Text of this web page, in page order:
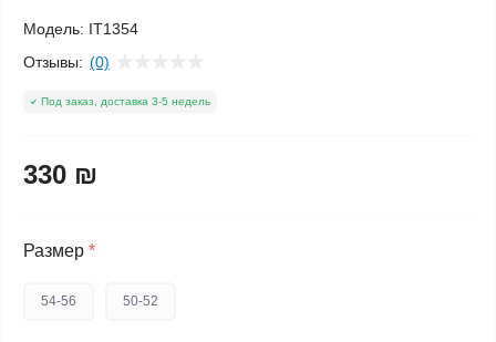
Модель: IT1354
Отзывы: (0)
Под заказ, доставка 3-5 недель
330 ₪
Размер *
54-56 50-52